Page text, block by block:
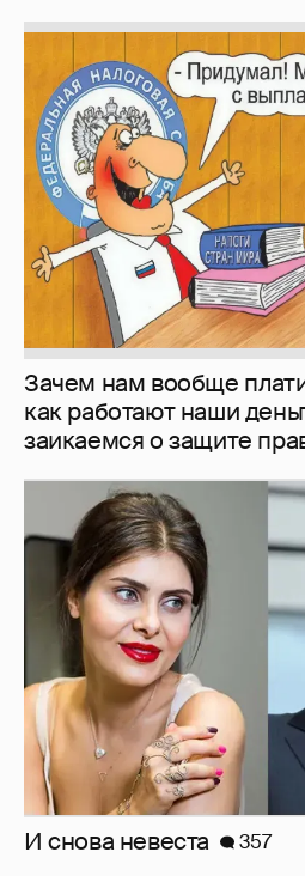
Зачем нам вообще
как работают наши
заикаемся о защите
И снова невеста 357